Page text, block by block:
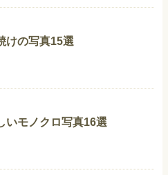
けの写真15選
いモノクロ写真16選